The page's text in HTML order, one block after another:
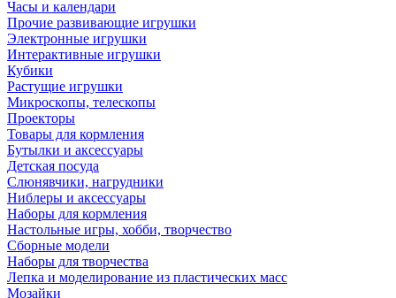
Часы и календари
Прочие развивающие игрушки
Электронные игрушки
Интерактивные игрушки
Кубики
Растущие игрушки
Микроскопы, телескопы
Проекторы
Товары для кормления
Бутылки и аксессуары
Детская посуда
Слюнявчики, нагрудники
Ниблеры и аксессуары
Наборы для кормления
Настольные игры, хобби, творчество
Сборные модели
Наборы для творчества
Лепка и моделирование из пластических масс
Мозайки